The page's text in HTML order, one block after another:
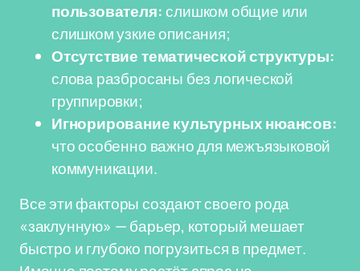
пользователя:слишком общие или
слишком узкие описания;
Отсутствие тематической структуры:
слова разбросаны без логической
группировки;
Игнорирование культурных нюансов:
что особенно важно для межъязыковой
коммуникации.
Все эти факторы создают своего рода
«заклунную» — барьер, который мешает
быстро и глубоко погрузиться в предмет.